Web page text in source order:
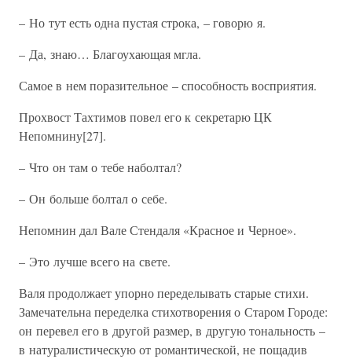
– Но тут есть одна пустая строка, – говорю я.
– Да, знаю… Благоухающая мгла.
Самое в нем поразительное – способность восприятия.
Прохвост Тахтимов повел его к секретарю ЦК
Непомнину[27].
– Что он там о тебе наболтал?
– Он больше болтал о себе.
Непомнин дал Вале Стендаля «Красное и Черное».
– Это лучше всего на свете.
Валя продолжает упорно переделывать старые стихи.
Замечательна переделка стихотворения о Старом Городе:
он перевел его в другой размер, в другую тональность –
в натуралистическую от романтической, не пощадив